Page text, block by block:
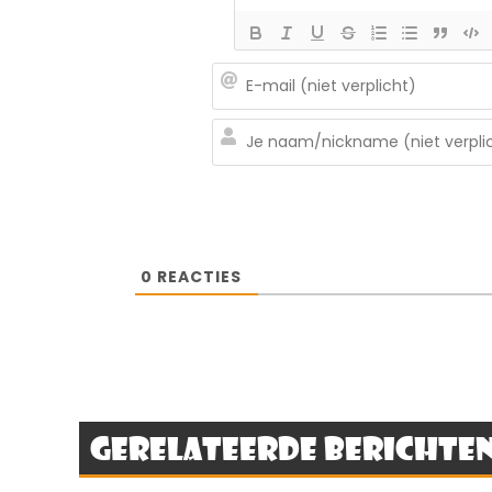
0 REACTIES
Gerelateerde